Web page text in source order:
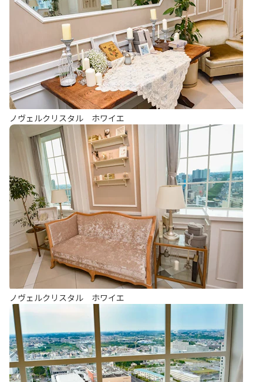
ノヴェルクリスタル ホワイエ
ノヴェルクリスタル ホワイエ